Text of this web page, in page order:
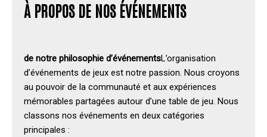
À PROPOS DE NOS ÉVÉNEMENTS
de notre philosophie d’événementsL’organisation
d’événements de jeux est notre passion. Nous croyons
au pouvoir de la communauté et aux expériences
mémorables partagées autour d’une table de jeu. Nous
classons nos événements en deux catégories
principales :